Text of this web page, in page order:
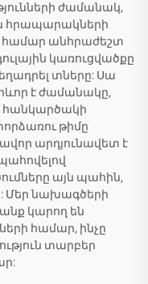
ժամանակ,
հրապարակների
անհրաժեշտ
կառուցվածքը
տները: Սա
է ժամանակը,
հանկարծակի
թիմը
արդյունավետ է
այն պահին,
Մեր նախագծերի
կարող են
համար, ինչը
տարբեր